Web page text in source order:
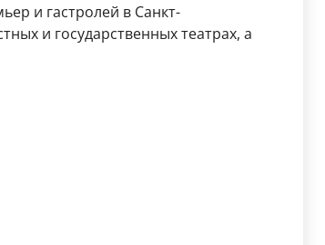
и гастролей в Санкт-
и государственных театрах, а